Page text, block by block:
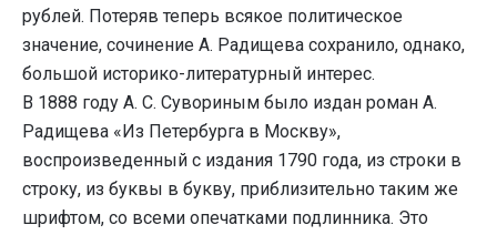
рублей. Потеряв теперь всякое политическое
значение, сочинение А. Радищева сохранило, однако,
большой историко-литературный интерес.
В 1888 году А. С. Сувориным было издан роман А.
Радищева «Из Петербурга в Москву»,
воспроизведенный с издания 1790 года, из строки в
строку, из буквы в букву, приблизительно таким же
шрифтом, со всеми опечатками подлинника. Это